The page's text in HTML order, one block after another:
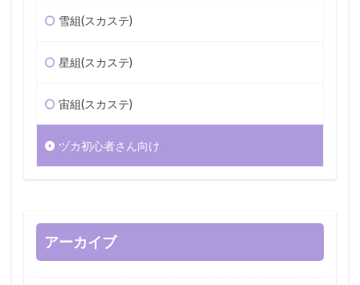
雪組(スカステ)
星組(スカステ)
宙組(スカステ)
ヅカ初心者さん向け
アーカイブ